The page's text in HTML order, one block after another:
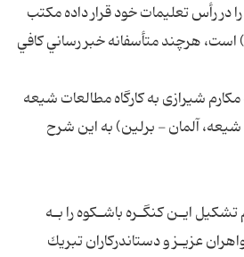
در رأس تعليمات خود قرار داده مكتب
هرچند متأسفانه خبر رساني كافي
شیرازی به کارگاه مطالعات شیعه
آلمان - برلین) به این شرح
ايـن كنگـره باشـكوه را بـه
عزيـز و دستاندركاران تبريك